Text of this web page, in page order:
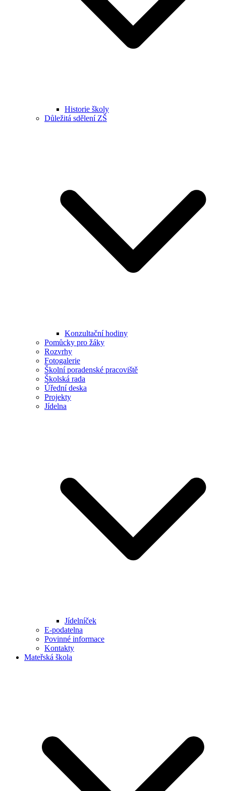
Historie školy
Důležitá sdělení ZŠ
Konzultační hodiny
Pomůcky pro žáky
Rozvrhy
Fotogalerie
Školní poradenské pracoviště
Školská rada
Úřední deska
Projekty
Jídelna
Jídelníček
E-podatelna
Povinné informace
Kontakty
Mateřská škola